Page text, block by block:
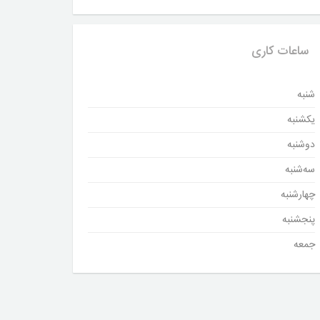
ساعات کاری
شنبه
یکشنبه
دوشنبه
سه‌شنبه
چهارشنبه
پنجشنبه
جمعه